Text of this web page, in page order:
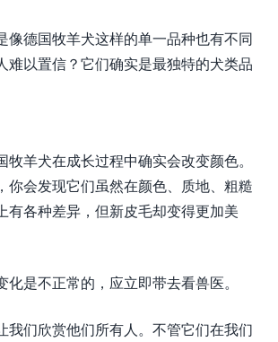
像德国牧羊犬这样的单一品种也有不同
难以置信？它们确实是最独特的犬类品
羊犬在成长过程中确实会改变颜色。
你会发现它们虽然在颜色、质地、粗糙
有各种差异，但新皮毛却变得更加美
是不正常的，应立即带去看兽医。
我们欣赏他们所有人。不管它们在我们